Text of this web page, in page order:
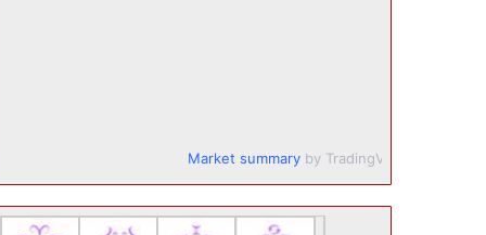
Market summary by TradingView